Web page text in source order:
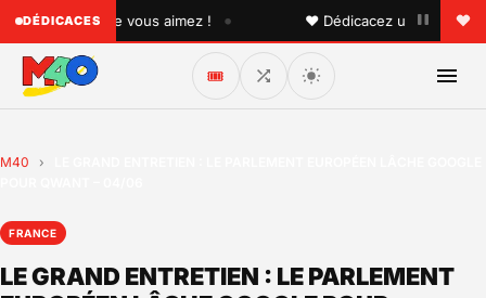
DÉDICACESque vous aimez ! • ♥ Dédicacez un titre à vos
🎟️
M40 ›
FRANCE
LE GRAND ENTRETIEN : LE PARLEMENT